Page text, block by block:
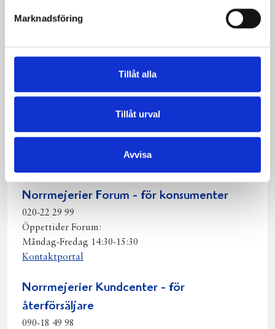
Marknadsföring
Tillåt alla
Tillåt urval
Avvisa
på
på
på
via ut
Kontakta oss
Norrmejeriers växel:
090-18 28 00
Öppettider: 08:00 – 16:00
Norrmejerier Forum - för konsumenter
020-22 29 99
Öppettider Forum:
Måndag-Fredag 14:30-15:30
Kontaktportal
Norrmejerier Kundcenter - för
återförsäljare
090-18 49 98